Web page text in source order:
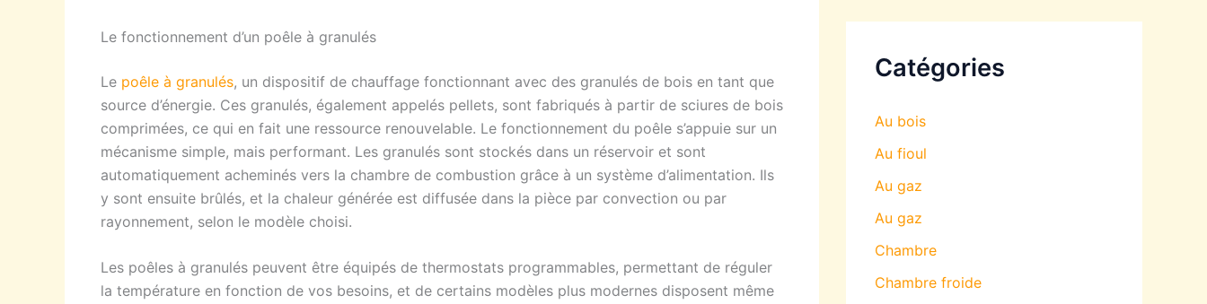
Le fonctionnement d’un poêle à granulés
Le poêle à granulés, un dispositif de chauffage fonctionnant avec des granulés de bois en tant que
source d’énergie. Ces granulés, également appelés pellets, sont fabriqués à partir de sciures de bois
comprimées, ce qui en fait une ressource renouvelable. Le fonctionnement du poêle s’appuie sur un
mécanisme simple, mais performant. Les granulés sont stockés dans un réservoir et sont
automatiquement acheminés vers la chambre de combustion grâce à un système d’alimentation. Ils
y sont ensuite brûlés, et la chaleur générée est diffusée dans la pièce par convection ou par
rayonnement, selon le modèle choisi.
Les poêles à granulés peuvent être équipés de thermostats programmables, permettant de réguler
la température en fonction de vos besoins, et de certains modèles plus modernes disposent même
Catégories
Au bois
Au fioul
Au gaz
Au gaz
Chambre
Chambre froide